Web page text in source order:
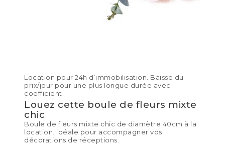
Location pour 24h d’immobilisation. Baisse du
prix/jour pour une plus longue durée avec
coefficient.
Louez cette boule de fleurs mixte
chic
Boule de fleurs mixte chic de diamètre 40cm à la
location. Idéale pour accompagner vos
décorations de réceptions.